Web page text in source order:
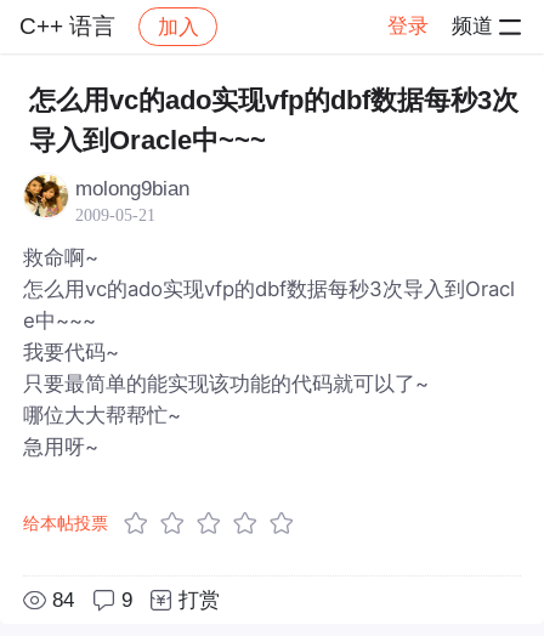
C++ 语言 加入 登录 频道
社区 C++ 语言 帖子详情
怎么用vc的ado实现vfp的dbf数据每秒3次
导入到Oracle中~~~
molong9bian
2009-05-21
救命啊~
怎么用vc的ado实现vfp的dbf数据每秒3次导入到Oracl
e中~~~
我要代码~
只要最简单的能实现该功能的代码就可以了~
哪位大大帮帮忙~
急用呀~
给本帖投票
84 9 打赏